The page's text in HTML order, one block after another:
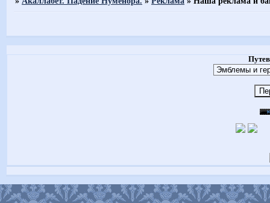
»Акаллабет. Падение Нуменора. »Реклама »Наша реклама и